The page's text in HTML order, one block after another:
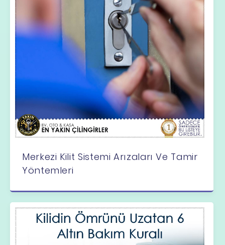
Merkezi Kilit Sistemi Arızaları Ve Tamir
Yöntemleri